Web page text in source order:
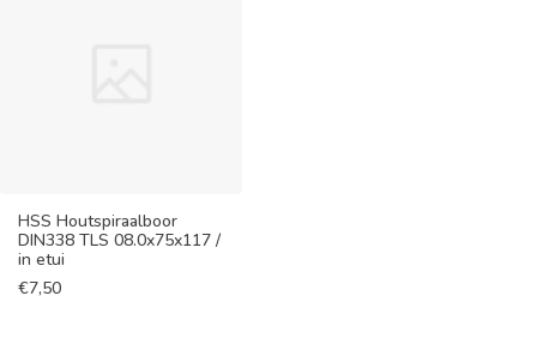
HSS Houtspiraalboor
DIN338 TLS 08.0x75x117 /
in etui
€7,50